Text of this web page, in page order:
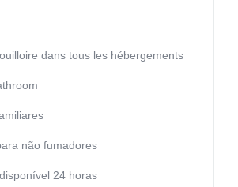
dans tous les hébergements
não fumadores
24 horas